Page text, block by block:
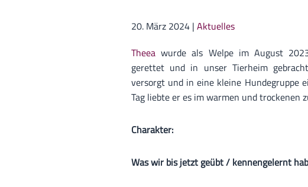
20. März 2024 | Aktuelles
Theea wurde als Welpe im August
gerettet und in unser Tierheim
versorgt und in eine kleine Hundegruppe
Tag liebte er es im warmen und trockenen
Charakter:
Was wir bis jetzt geübt / kennengelernt